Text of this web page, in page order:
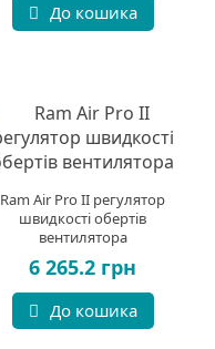
До кошика
Ram Air Pro II регулятор
швидкості обертів
вентилятора
6 265.2 грн
До кошика